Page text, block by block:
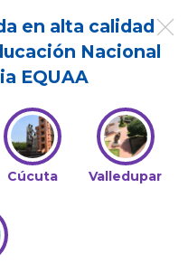
en alta calidad
Nacional
EQUAA
Cúcuta Valledupar